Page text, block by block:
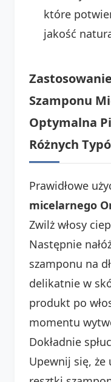
które
jakość
Szamponu
Optymalna
Różnych
Prawidłowe
micelarnego
Zwilż włosy
Następnie
szamponu na
delikatnie w
produkt po
momentu
Dokładnie
Upewnij się, że